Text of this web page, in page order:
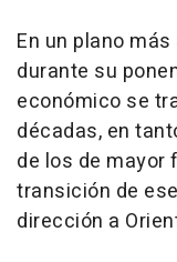
En un plano
durante su
económico se
décadas, en
de los de mayor
transición de
dirección a